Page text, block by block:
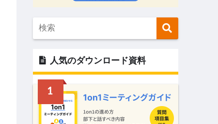
人気のダウンロード資料